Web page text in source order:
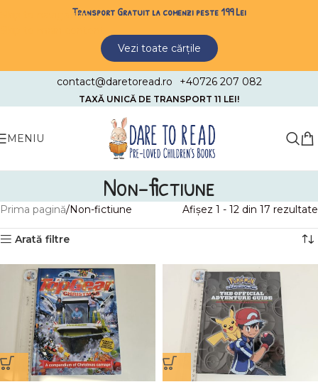
Skip to navigationTransport Gratuit la comenzi peste 199 Lei
Vezi toate cărțile
contact@daretoread.ro +40726 207 082
TAXĂ UNICĂ DE TRANSPORT 11 LEI!
MENIU
Non-fictiune
Prima pagină Non-fictiune Afișez 1 - 12 din 17 rezultate
Arată filtre